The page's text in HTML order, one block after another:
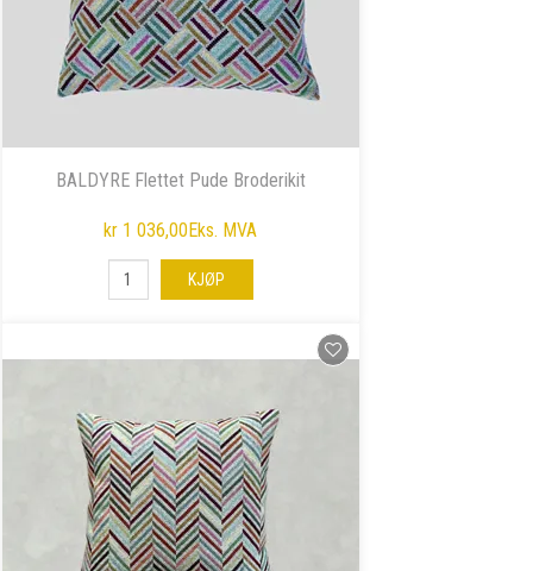
BALDYRE Flettet Pude Broderikit
kr 1 036,00Eks. MVA
KJØP